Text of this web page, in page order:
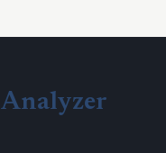
Analyzer